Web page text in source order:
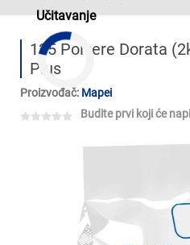
Učitavanje
135 Polvere Dorata
Plus
Proizvođač: Mapei
Budite prvi koji će